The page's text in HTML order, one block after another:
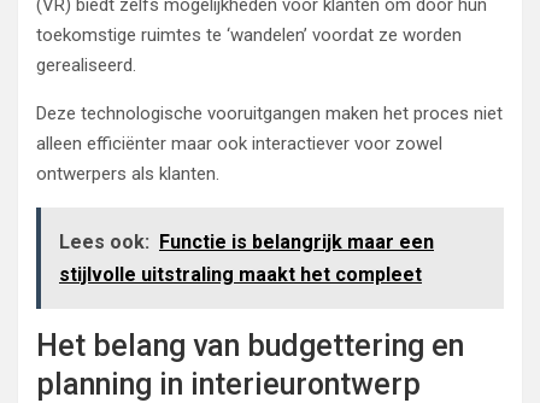
(VR) biedt zelfs mogelijkheden voor klanten om door hun
toekomstige ruimtes te ‘wandelen’ voordat ze worden
gerealiseerd.
Deze technologische vooruitgangen maken het proces niet
alleen efficiënter maar ook interactiever voor zowel
ontwerpers als klanten.
Lees ook: Functie is belangrijk maar een
stijlvolle uitstraling maakt het compleet
Het belang van budgettering en
planning in interieurontwerp